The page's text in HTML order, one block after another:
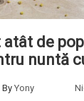
atât de
nuntă
By Yony